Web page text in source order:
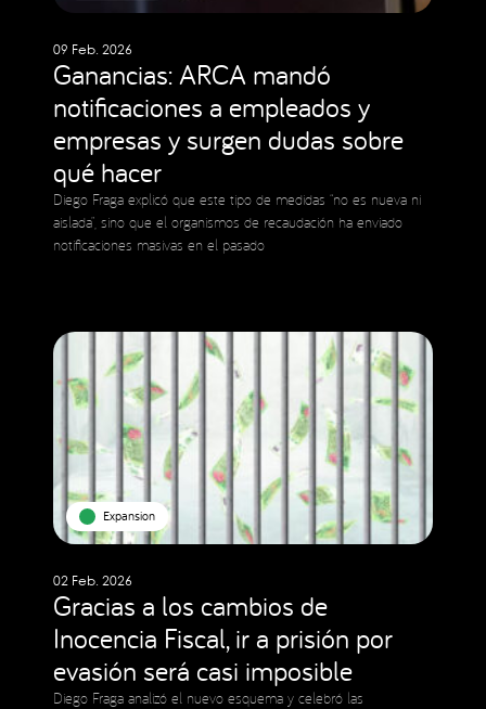
09 Feb. 2026
Ganancias: ARCA mandó
notificaciones a empleados y
empresas y surgen dudas sobre
qué hacer
Diego Fraga explicó que este tipo de medidas “no es nueva ni
aislada”, sino que el organismos de recaudación ha enviado
notificaciones masivas en el pasado
Expansion
02 Feb. 2026
Gracias a los cambios de
Inocencia Fiscal, ir a prisión por
evasión será casi imposible
Diego Fraga analizó el nuevo esquema y celebró las